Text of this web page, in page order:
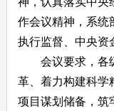
作会议精神，系统
执行监督、中央资
会议要求，各
革、着力构建科学
项目谋划储备，筑